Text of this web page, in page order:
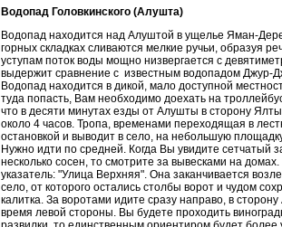
Водопад Головкинского (Алушта)
Водопад находится над Алуштой в ущелье Яман-
горных складках сливаются мелкие ручьи, образуя
уступам поток воды мощно низвергается с
выдержит сравнение с известным водопадом Джур-
Водопад находится в дикой, мало доступной
туда попасть, Вам необходимо доехать на
что в десяти минутах езды от Алушты в сторону
около 4 часов. Тропа, временами переходящая в
остановкой и выводит в село, на небольшую
Нужно идти по средней. Когда Вы увидите сетчатый
несколько сосен, то смотрите за вывесками на
указатель: "Улица Верхняя". Она заканчивается
село, от которого остались столбы ворот и чудом
калитка. За воротами идите сразу направо, в
время левой стороны. Вы будете проходить